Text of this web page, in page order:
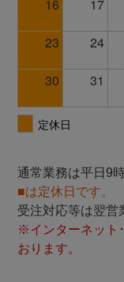
通常業務は平日9
■は定休日です。
受注対応等は翌営
※インターネット
おります。